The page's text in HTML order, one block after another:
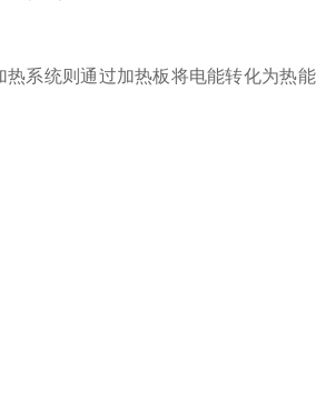
系统则通过加热板将电能转化为热